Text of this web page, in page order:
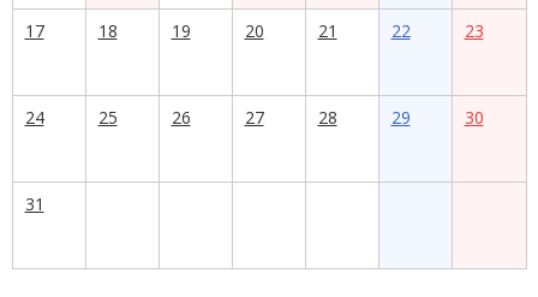
17
18 19 20 21 22 23
24 25 26 27 28 29 30
31